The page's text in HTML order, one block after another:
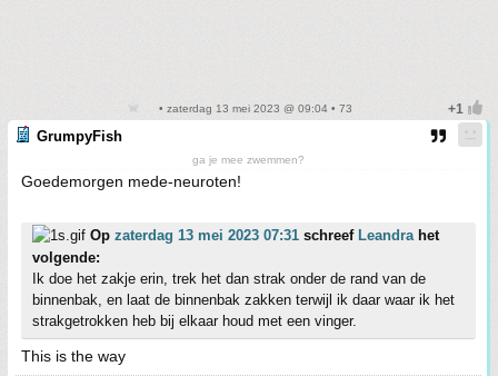
• zaterdag 13 mei 2023 @ 09:04 • 73
GrumpyFish
ga je mee zwemmen?
Goedemorgen mede-neuroten!
Op zaterdag 13 mei 2023 07:31 schreef Leandra het
volgende:
Ik doe het zakje erin, trek het dan strak onder de rand van de
binnenbak, en laat de binnenbak zakken terwijl ik daar waar ik het
strakgetrokken heb bij elkaar houd met een vinger.
This is the way